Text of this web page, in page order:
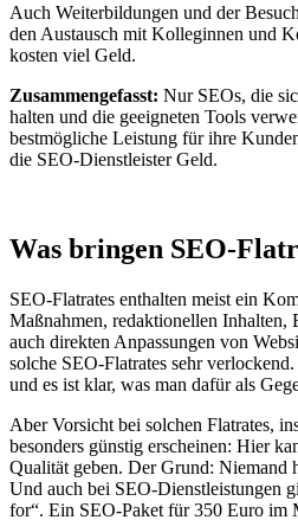
Auch Weiterbildungen und der
den Austausch mit Kolleginnen und
kosten viel Geld.
Zusammengefasst: Nur SEOs, die
halten und die geeigneten Tools
bestmögliche Leistung für ihre
die SEO-Dienstleister Geld.
Was bringen SEO-
SEO-Flatrates enthalten meist ein
Maßnahmen, redaktionellen Inhalten,
auch direkten Anpassungen von
solche SEO-Flatrates sehr
und es ist klar, was man dafür als
Aber Vorsicht bei solchen Flatrates,
besonders günstig erscheinen: Hier
Qualität geben. Der Grund: Niemand
Und auch bei SEO-Dienstleistungen
for“. Ein SEO-Paket für 350 Euro im